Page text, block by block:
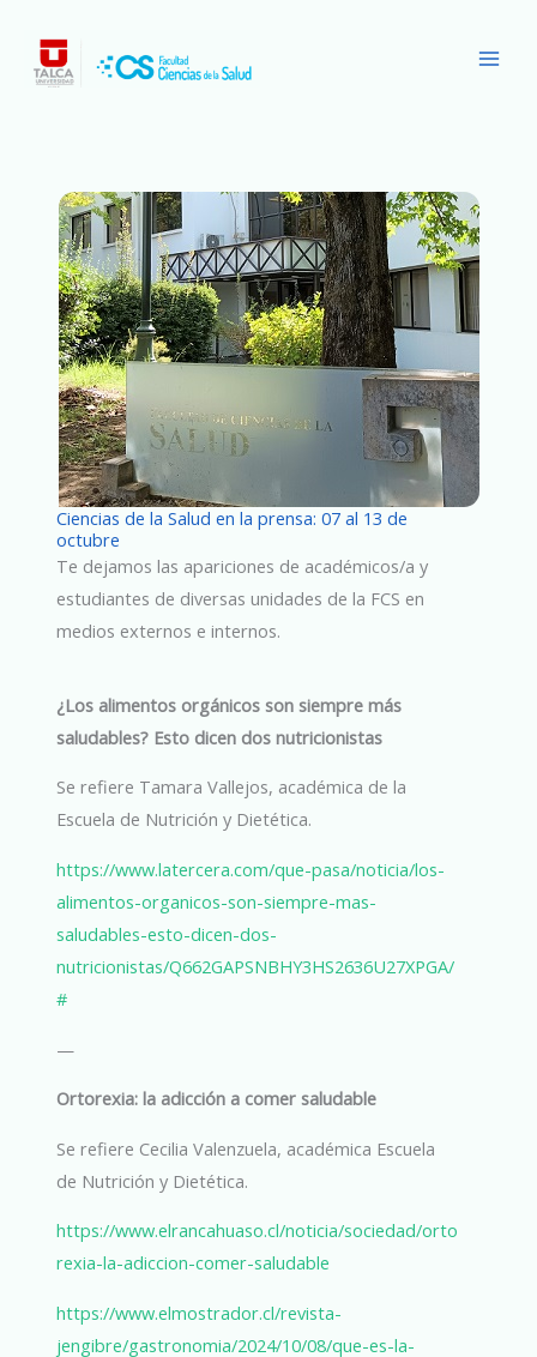
contenido
Ciencias de la Salud en la prensa: 07 al 13 de
octubre
Te dejamos las apariciones de académicos/a y
estudiantes de diversas unidades de la FCS en
medios externos e internos.
¿Los alimentos orgánicos son siempre más
saludables? Esto dicen dos nutricionistas
Se refiere Tamara Vallejos, académica de la
Escuela de Nutrición y Dietética.
https://www.latercera.com/que-pasa/noticia/los-
alimentos-organicos-son-siempre-mas-
saludables-esto-dicen-dos-
nutricionistas/Q662GAPSNBHY3HS2636U27XPGA/
#
—
Ortorexia: la adicción a comer saludable
Se refiere Cecilia Valenzuela, académica Escuela
de Nutrición y Dietética.
https://www.elrancahuaso.cl/noticia/sociedad/orto
rexia-la-adiccion-comer-saludable
https://www.elmostrador.cl/revista-
jengibre/gastronomia/2024/10/08/que-es-la-